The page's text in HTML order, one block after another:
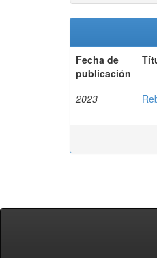
Fecha de
publicación
2023